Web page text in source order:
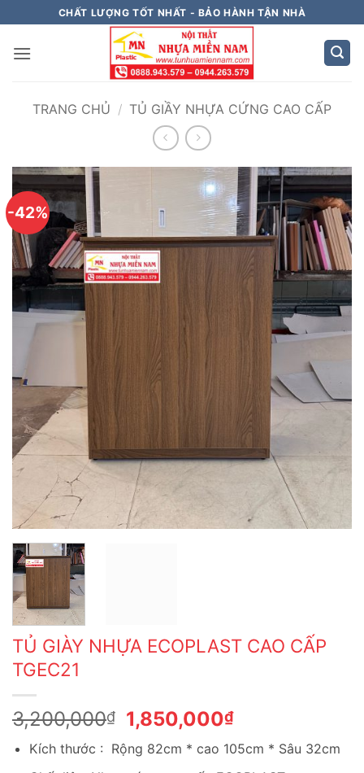
qua
nội
CHẤT LƯỢNG TỐT NHẤT - BẢO HÀNH TẬN NHÀ
TRANG CHỦ / TỦ GIẦY NHỰA CỨNG CAO CẤP
-42%
TỦ GIÀY NHỰA ECOPLAST CAO CẤP
TGEC21
3,200,000₫
Giá
gốc
là:
1,850,000₫Giá
hiện
tại
Kích thước : Rộng 82cm * cao 105cm * Sâu 32cm